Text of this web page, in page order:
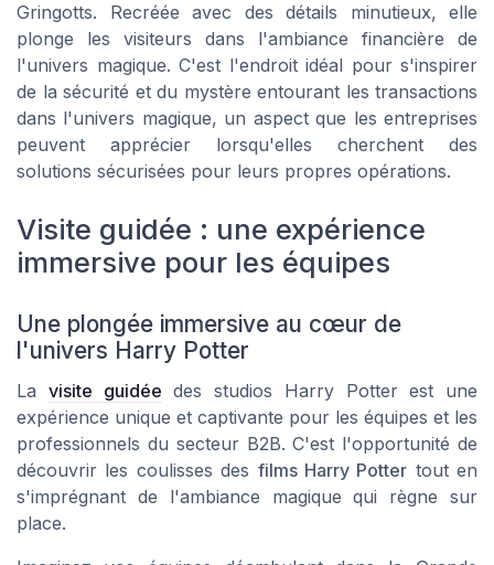
Gringotts. Recréée avec des détails minutieux, elle
plonge les visiteurs dans l'ambiance financière de
l'univers magique. C'est l'endroit idéal pour s'inspirer
de la sécurité et du mystère entourant les transactions
dans l'univers magique, un aspect que les entreprises
peuvent apprécier lorsqu'elles cherchent des
solutions sécurisées pour leurs propres opérations.
Visite guidée : une expérience
immersive pour les équipes
Une plongée immersive au cœur de
l'univers Harry Potter
La visite guidée des studios Harry Potter est une
expérience unique et captivante pour les équipes et les
professionnels du secteur B2B. C'est l'opportunité de
découvrir les coulisses des films Harry Potter tout en
s'imprégnant de l'ambiance magique qui règne sur
place.